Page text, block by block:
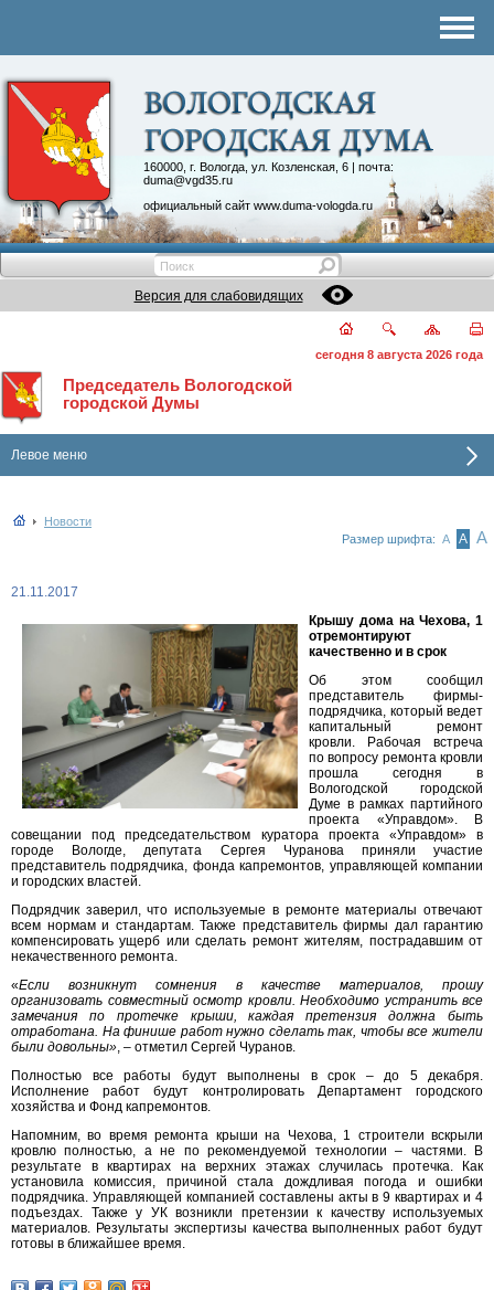
160000, г. Вологда, ул. Козленская, 6 | почта:
duma@vgd35.ru
официальный сайт www.duma-vologda.ru
Контакты
Депутатские объединения
Версия для слабовидящих
сегодня 8 августа 2026 года
Председатель Вологодской
городской Думы
Левое меню
Новости
Размер шрифта: А А А
21.11.2017
Крышу дома на Чехова, 1
отремонтируют
качественно и в срок
Об этом сообщил
представитель фирмы-
подрядчика, который ведет
капитальный ремонт
кровли. Рабочая встреча
по вопросу ремонта кровли
прошла сегодня в
Вологодской городской
Думе в рамках партийного
проекта «Управдом». В
совещании под председательством куратора проекта «Управдом» в
городе Вологде, депутата Сергея Чуранова приняли участие
представитель подрядчика, фонда капремонтов, управляющей компании
и городских властей.
Подрядчик заверил, что используемые в ремонте материалы отвечают
всем нормам и стандартам. Также представитель фирмы дал гарантию
компенсировать ущерб или сделать ремонт жителям, пострадавшим от
некачественного ремонта.
«Если возникнут сомнения в качестве материалов, прошу
организовать совместный осмотр кровли. Необходимо устранить все
замечания по протечке крыши, каждая претензия должна быть
отработана. На финише работ нужно сделать так, чтобы все жители
были довольны», – отметил Сергей Чуранов.
Полностью все работы будут выполнены в срок – до 5 декабря.
Исполнение работ будут контролировать Департамент городского
хозяйства и Фонд капремонтов.
Напомним, во время ремонта крыши на Чехова, 1 строители вскрыли
кровлю полностью, а не по рекомендуемой технологии – частями. В
результате в квартирах на верхних этажах случилась протечка. Как
установила комиссия, причиной стала дождливая погода и ошибки
подрядчика. Управляющей компанией составлены акты в 9 квартирах и 4
подъездах. Также у УК возникли претензии к качеству используемых
материалов. Результаты экспертизы качества выполненных работ будут
готовы в ближайшее время.